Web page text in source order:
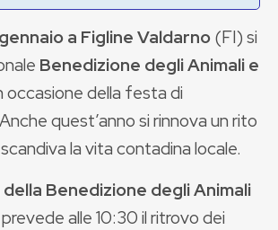
a Figline Valdarno(FI) si
Benedizione degli Animali e
occasione della festa di
quest’anno si rinnova un rito
la vita contadina locale.
Benedizione degli Animali
prevede alle 10:30 il ritrovo dei